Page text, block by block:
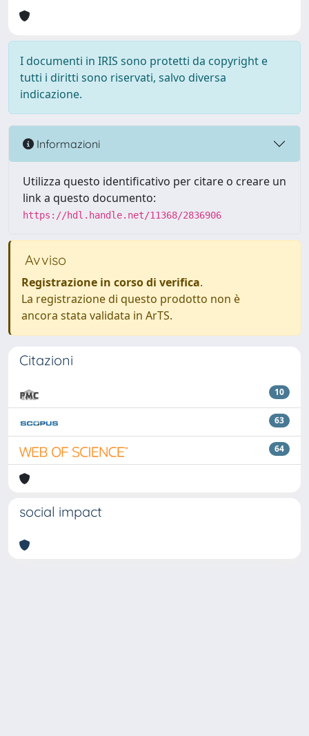
I documenti in IRIS sono protetti da copyright e
tutti i diritti sono riservati, salvo diversa
indicazione.
Informazioni
Utilizza questo identificativo per citare o creare un
link a questo documento:
https://hdl.handle.net/11368/2836906
Avviso
Registrazione in corso di verifica.
La registrazione di questo prodotto non è
ancora stata validata in ArTS.
Citazioni
10
63
64
social impact